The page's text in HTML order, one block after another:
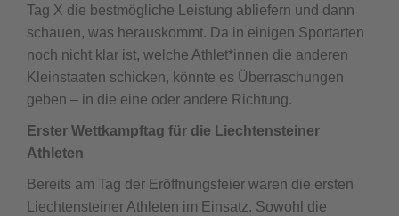
Tag X die bestmögliche Leistung abliefern und dann
schauen, was herauskommt. Da in einigen Sportarten
noch nicht klar ist, welche Athlet*innen die anderen
Kleinstaaten schicken, könnte es Überraschungen
geben – in die eine oder andere Richtung.
Erster Wettkampftag für die Liechtensteiner
Athleten
Bereits am Tag der Eröffnungsfeier waren die ersten
Liechtensteiner Athleten im Einsatz. Sowohl die